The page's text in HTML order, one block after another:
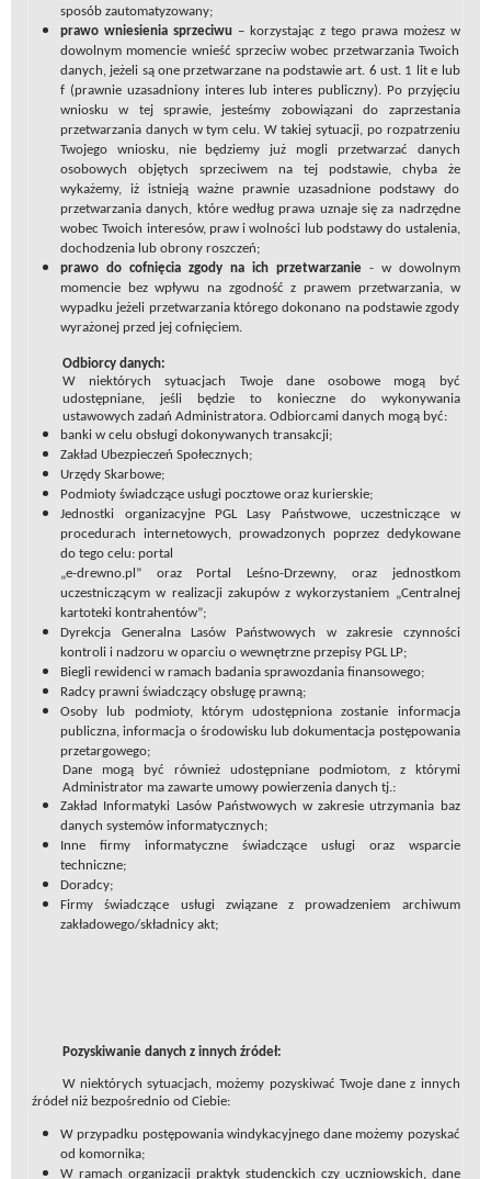
sposób zautomatyzowany;
prawo wniesienia sprzeciwu – korzystając z tego prawa możesz w
dowolnym momencie wnieść sprzeciw wobec przetwarzania Twoich
danych, jeżeli są one przetwarzane na podstawie art. 6 ust. 1 lit e lub
f (prawnie uzasadniony interes lub interes publiczny). Po przyjęciu
wniosku w tej sprawie, jesteśmy zobowiązani do zaprzestania
przetwarzania danych w tym celu. W takiej sytuacji, po rozpatrzeniu
Twojego wniosku, nie będziemy już mogli przetwarzać danych
osobowych objętych sprzeciwem na tej podstawie, chyba że
wykażemy, iż istnieją ważne prawnie uzasadnione podstawy do
przetwarzania danych, które według prawa uznaje się za nadrzędne
wobec Twoich interesów, praw i wolności lub podstawy do ustalenia,
dochodzenia lub obrony roszczeń;
prawo do cofnięcia zgody na ich przetwarzanie- w dowolnym
momencie bez wpływu na zgodność z prawem przetwarzania, w
wypadku jeżeli przetwarzania którego dokonano na podstawie zgody
wyrażonej przed jej cofnięciem.
Odbiorcy danych:
W niektórych sytuacjach Twoje dane osobowe mogą być
udostępniane, jeśli będzie to konieczne do wykonywania
ustawowych zadań Administratora. Odbiorcami danych mogą być:
banki w celu obsługi dokonywanych transakcji;
Zakład Ubezpieczeń Społecznych;
Urzędy Skarbowe;
Podmioty świadczące usługi pocztowe oraz kurierskie;
Jednostki organizacyjne PGL Lasy Państwowe, uczestniczące w
procedurach internetowych, prowadzonych poprzez dedykowane
do tego celu: portal
„e-drewno.pl” oraz Portal Leśno-Drzewny, oraz jednostkom
uczestniczącym w realizacji zakupów z wykorzystaniem „Centralnej
kartoteki kontrahentów”;
Dyrekcja Generalna Lasów Państwowych w zakresie czynności
kontroli i nadzoru w oparciu o wewnętrzne przepisy PGL LP;
Biegli rewidenci w ramach badania sprawozdania finansowego;
Radcy prawni świadczący obsługę prawną;
Osoby lub podmioty, którym udostępniona zostanie informacja
publiczna, informacja o środowisku lub dokumentacja postępowania
przetargowego;
Dane mogą być również udostępniane podmiotom, z którymi
Administrator ma zawarte umowy powierzenia danych tj.:
Zakład Informatyki Lasów Państwowych w zakresie utrzymania baz
danych systemów informatycznych;
Inne firmy informatyczne świadczące usługi oraz wsparcie
techniczne;
Doradcy;
Firmy świadczące usługi związane z prowadzeniem archiwum
zakładowego/składnicy akt;
Pozyskiwanie danych z innych źródeł:
W niektórych sytuacjach, możemy pozyskiwać Twoje dane z innych
źródeł niż bezpośrednio od Ciebie:
W przypadku postępowania windykacyjnego dane możemy pozyskać
od komornika;
W ramach organizacji praktyk studenckich czy uczniowskich, dane